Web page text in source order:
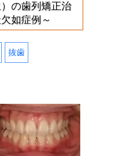
の歯列矯正治
如症例～
抜歯